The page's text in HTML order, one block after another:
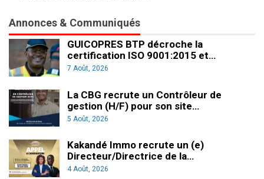
Annonces & Communiqués
GUICOPRES BTP décroche la
certification ISO 9001:2015 et…
7 Août, 2026
La CBG recrute un Contrôleur de
gestion (H/F) pour son site…
5 Août, 2026
Kakandé Immo recrute un (e)
Directeur/Directrice de la…
4 Août, 2026